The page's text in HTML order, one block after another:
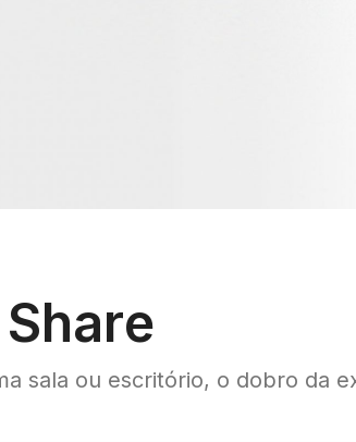
Share
sala ou escritório, o dobro da